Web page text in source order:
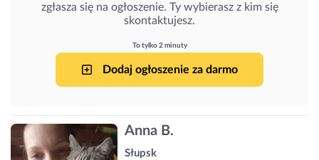
zgłasza się na ogłoszenie. Ty wybierasz z kim się
skontaktujesz.
To tylko 2 minuty
Dodaj ogłoszenie za darmo
Anna B.
Słupsk